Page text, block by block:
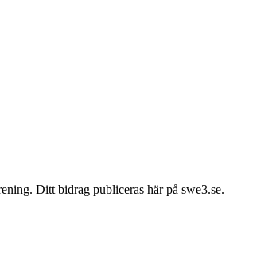
Ditt bidrag publiceras här på swe3.se.